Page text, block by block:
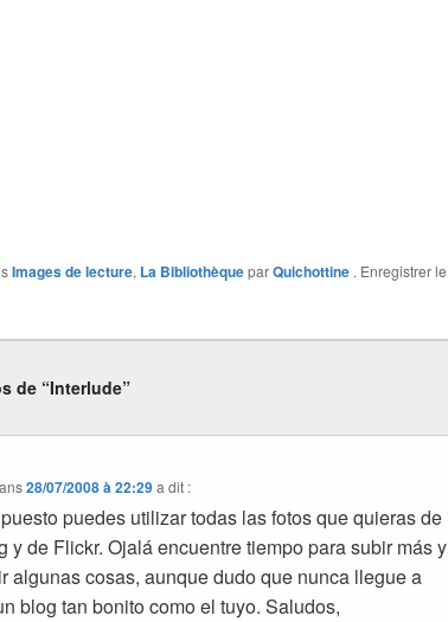
Images de lecture, La BibliothèqueparQuichottine . Enregistrer le
de “Interlude”
28/07/2008 à 22:29a dit :
puedes utilizar todas las fotos que quieras de
y de Flickr. Ojalá encuentre tiempo para subir más y
algunas cosas, aunque dudo que nunca llegue a
blog tan bonito como el tuyo. Saludos,